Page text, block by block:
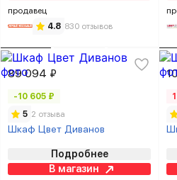
продавец
4.8 830 отзывов
89 094 ₽
-10 605 ₽
5 2 отзыва
Шкаф Цвет Диванов
Подробнее
В магазин